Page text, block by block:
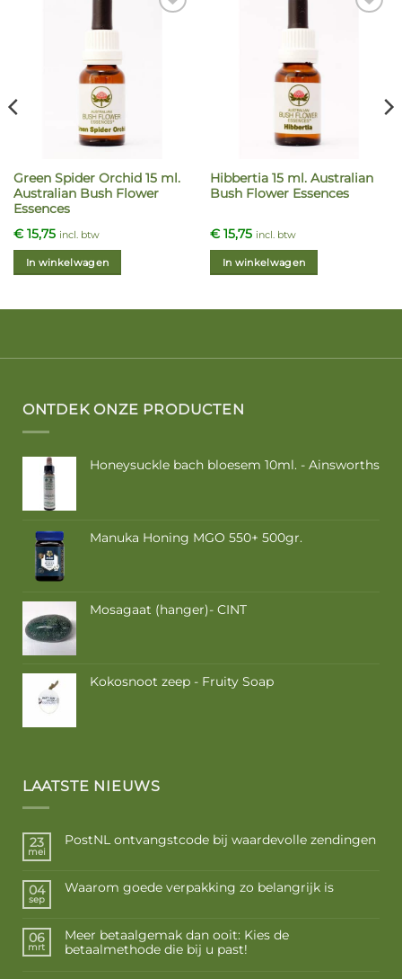
Green Spider Orchid 15 ml.
Australian Bush Flower
Essences
€15,75 incl. btw
In winkelwagen
Hibbertia 15 ml. Australian
Bush Flower Essences
€15,75 incl. btw
In winkelwagen
ONTDEK ONZE PRODUCTEN
Honeysuckle bach bloesem 10ml. - Ainsworths
Manuka Honing MGO 550+ 500gr.
Mosagaat (hanger)- CINT
Kokosnoot zeep - Fruity Soap
LAATSTE NIEUWS
23
mei
PostNL ontvangstcode bij waardevolle zendingen
04
sep
Waarom goede verpakking zo belangrijk is
06
mrt
Meer betaalgemak dan ooit: Kies de
betaalmethode die bij u past!